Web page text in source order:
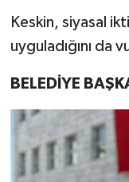
Keskin, siyasal
uyguladığını da
BELEDİYE